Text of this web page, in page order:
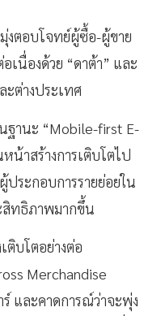
มุ่งตอบโจทย์ผู้ซื้อ-ผู้ขาย
เนื่องด้วย “ดาต้า” และ
ะต่างประเทศ
ฐานะ “Mobile-first E-
น้าสร้างการเติบโตไป
ระกอบการรายย่อยใน
สิทธิภาพมากขึ้น
ติบโตอย่างต่อ
Merchandise
และคาดการณ์ว่าจะพุ่ง